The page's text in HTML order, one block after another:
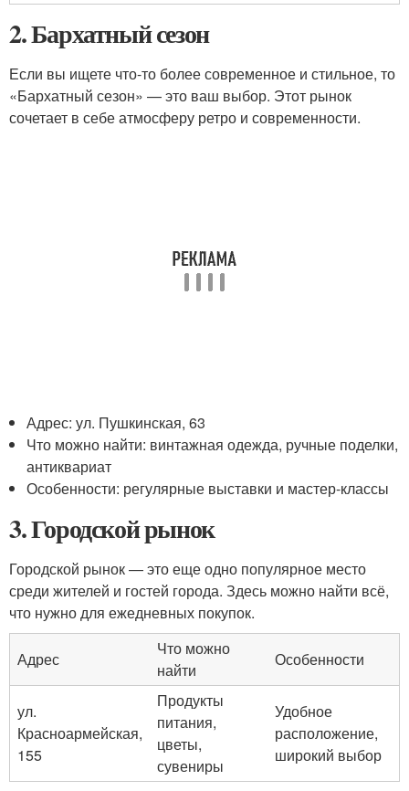
2. Бархатный сезон
Если вы ищете что-то более современное и стильное, то
«Бархатный сезон» — это ваш выбор. Этот рынок
сочетает в себе атмосферу ретро и современности.
Адрес: ул. Пушкинская, 63
Что можно найти: винтажная одежда, ручные поделки,
антиквариат
Особенности: регулярные выставки и мастер-классы
3. Городской рынок
Городской рынок — это еще одно популярное место
среди жителей и гостей города. Здесь можно найти всё,
что нужно для ежедневных покупок.
Адрес
Что можно
найти
Особенности
ул.
Красноармейская,
155
Продукты
питания,
цветы,
сувениры
Удобное
расположение,
широкий выбор